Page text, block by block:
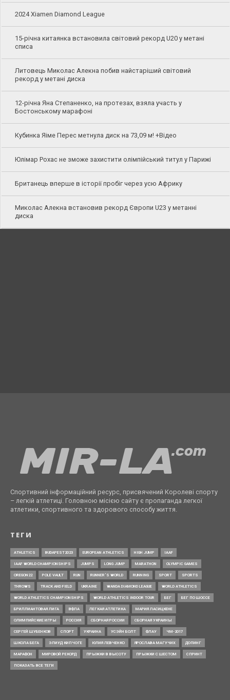
2024 Xiamen Diamond League
15-річна китаянка встановила світовий рекорд U20 у метані
списа
Литовець Миколас Алекна побив найстаріший світовий
рекорд у метані диска
12-річна Яна Степаненко, на протезах, взяла участь у
Бостонському марафоні
Кубинка Яіме Перес метнула диск на 73,09 м! +Відео
Юлімар Рохас не зможе захистити олімпійський титул у Парижі
Британець вперше в історії пробіг через усю Африку
Миколас Алекна встановив рекорд Європи U23 у метанні
диска
Спортивний інформаційний ресурс, присвячений Королеві спорту
– легкій атлетиці. Головною місією сайту є пропаганда легкої
атлетики, спортивного та здорового способу життя.
ТЕГИ
ATHLETICS BUDAPEST2023 EUROPEAN ATHLETICS HIGH JUMP IAAF
IAAF WORLD CHAMPIONSHIPS JUMPS LONG JUMP MARATHON OLYMPIC GAMES
OREGON22 POLE VAULT RUN RUNNER’S WORLD RUNNING SPORT SPORTS
THROWS TRACK AND FIELD UKRAINE WANDA DIAMOND LEAGUE WORLD ATHLETICS
WORLD ATHLETICS CHAMPIONSHIPS WORLD ATHLETICS INDOOR TOUR БЕГ БЕГ ПО ШОССЕ
БРИЛЛИАНТОВАЯ ЛИГА ВФЛА ЛЕГКАЯ АТЛЕТИКА МАРИЯ ЛАСИЦКЕНЕ
ОЛИМПИЙСКИЕ ИГРЫ РОССИЯ СБОРНАЯ РОССИИ СБОРНАЯ УКРАИНЫ
СЕРГЕЙ ШУБЕНКОВ СПОРТ УКРАИНА УСЭЙН БОЛТ ФЛАУ ЧМ-2017
ШКОЛА БЕГА ЭЛИУД КИПЧОГЕ ЮЛИЯ ЛЕВЧЕНКО ЯРОСЛАВА МАГУЧИХ ДОПИНГ
МАРАФОН МИРОВОЙ РЕКОРД ПРЫЖКИ В ВЫСОТУ ПРЫЖКИ С ШЕСТОМ СПРИНТ
ПОКАЗАТЬ ВСЕ ТЕГИ